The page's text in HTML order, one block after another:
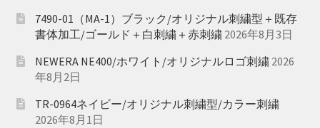
7490-01（MA-1）ブラック/オリジナル刺繍型＋既存
書体加工/ゴールド＋白刺繍＋赤刺繍 2026年8月3日
NEWERA NE400/ホワイト/オリジナルロゴ刺繍 2026
年8月2日
TR-0964ネイビー/オリジナル刺繍型/カラー刺繍
2026年8月1日